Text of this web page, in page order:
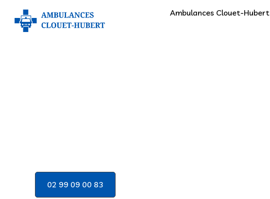
principal
Ambulances Clouet-Hubert
02 99 09 00 83